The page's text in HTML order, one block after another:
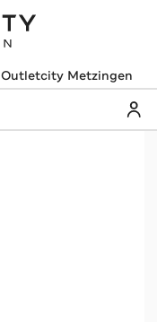
Outletcity Metzingen